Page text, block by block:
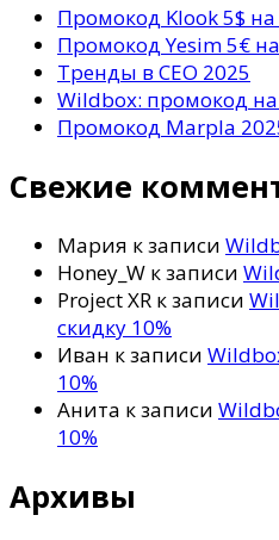
Промокод Klook 5$
Промокод Yesim 5€
Тренды в СЕО 2025
Wildbox: промокод на
Промокод Marpla
Свежие
Мария к записи
Honey_W к записи
Project XR к записи
скидку 10%
Иван к записи
10%
Анита к записи
10%
Архивы